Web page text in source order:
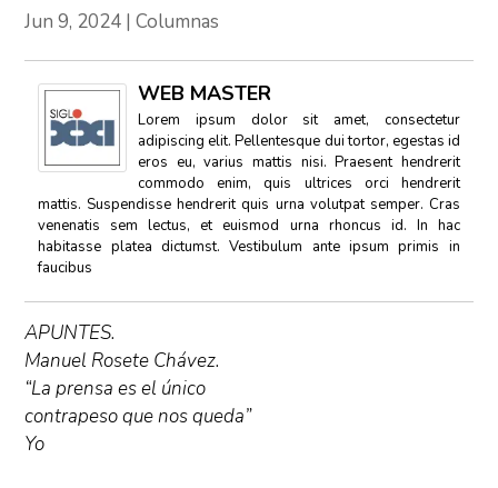
Jun 9, 2024 |Columnas
WEB MASTER
Lorem ipsum dolor sit amet, consectetur
adipiscing elit. Pellentesque dui tortor, egestas id
eros eu, varius mattis nisi. Praesent hendrerit
commodo enim, quis ultrices orci hendrerit
mattis. Suspendisse hendrerit quis urna volutpat semper. Cras
venenatis sem lectus, et euismod urna rhoncus id. In hac
habitasse platea dictumst. Vestibulum ante ipsum primis in
faucibus
APUNTES.
Manuel Rosete Chávez.
“La prensa es el único
contrapeso que nos queda”
Yo